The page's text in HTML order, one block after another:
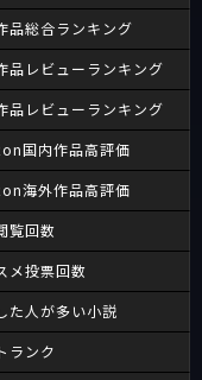
品総合ランキング
品レビューランキング
品レビューランキング
国内作品高評価
海外作品高評価
覧回数
メ投票回数
た人が多い小説
ランク